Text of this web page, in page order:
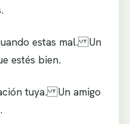
estas mal. Un
estés bien.
tuya. Un amigo